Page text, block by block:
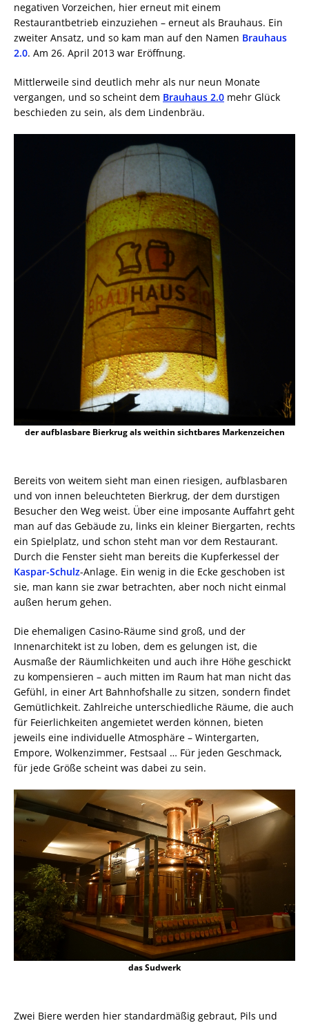
negativen Vorzeichen, hier erneut mit einem
Restaurantbetrieb einzuziehen – erneut als Brauhaus. Ein
zweiter Ansatz, und so kam man auf den Namen Brauhaus
2.0. Am 26. April 2013 war Eröffnung.
Mittlerweile sind deutlich mehr als nur neun Monate
vergangen, und so scheint dem Brauhaus 2.0 mehr Glück
beschieden zu sein, als dem Lindenbräu.
der aufblasbare Bierkrug als weithin sichtbares Markenzeichen
Bereits von weitem sieht man einen riesigen, aufblasbaren
und von innen beleuchteten Bierkrug, der dem durstigen
Besucher den Weg weist. Über eine imposante Auffahrt geht
man auf das Gebäude zu, links ein kleiner Biergarten, rechts
ein Spielplatz, und schon steht man vor dem Restaurant.
Durch die Fenster sieht man bereits die Kupferkessel der
Kaspar-Schulz-Anlage. Ein wenig in die Ecke geschoben ist
sie, man kann sie zwar betrachten, aber noch nicht einmal
außen herum gehen.
Die ehemaligen Casino-Räume sind groß, und der
Innenarchitekt ist zu loben, dem es gelungen ist, die
Ausmaße der Räumlichkeiten und auch ihre Höhe geschickt
zu kompensieren – auch mitten im Raum hat man nicht das
Gefühl, in einer Art Bahnhofshalle zu sitzen, sondern findet
Gemütlichkeit. Zahlreiche unterschiedliche Räume, die auch
für Feierlichkeiten angemietet werden können, bieten
jeweils eine individuelle Atmosphäre – Wintergarten,
Empore, Wolkenzimmer, Festsaal … Für jeden Geschmack,
für jede Größe scheint was dabei zu sein.
das Sudwerk
Zwei Biere werden hier standardmäßig gebraut, Pils und